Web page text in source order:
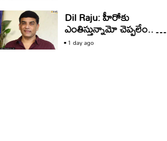
Dil Raju: హీరోకు
ఎంతిస్తున్నామో చెప్పలేం.. కానీ
ఆ మాటలు నమ్మొద్దు: దిల్‌
రాజు
1 day ago